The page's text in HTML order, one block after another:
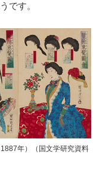
です。
年）（国文学研究資料